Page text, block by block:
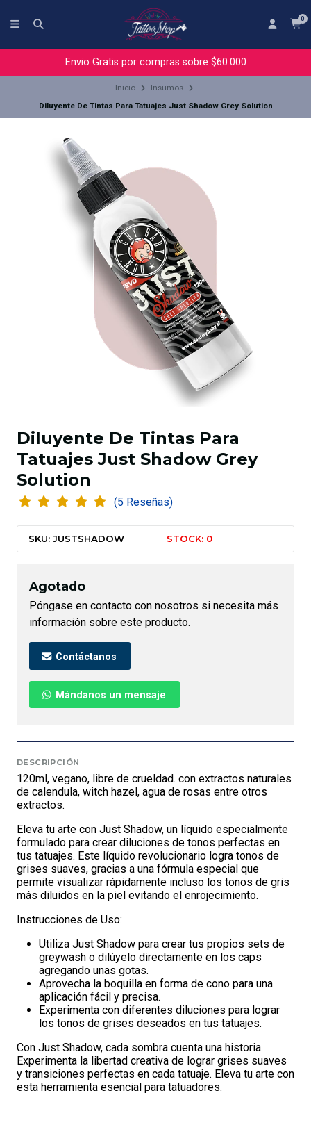
0
Envio Gratis por compras sobre $60.000
Inicio
Insumos
Diluyente De Tintas Para Tatuajes Just Shadow Grey Solution
Diluyente De Tintas Para
Tatuajes Just Shadow Grey
Solution
(5 Reseñas)
SKU: JUSTSHADOW STOCK: 0
Agotado
Póngase en contacto con nosotros si necesita más
información sobre este producto.
Contáctanos
Mándanos un mensaje
DESCRIPCIÓN
120ml, vegano, libre de crueldad. con extractos naturales
de calendula, witch hazel, agua de rosas entre otros
extractos.
Eleva tu arte con Just Shadow, un líquido especialmente
formulado para crear diluciones de tonos perfectas en
tus tatuajes. Este líquido revolucionario logra tonos de
grises suaves, gracias a una fórmula especial que
permite visualizar rápidamente incluso los tonos de gris
más diluidos en la piel evitando el enrojecimiento.
Instrucciones de Uso:
Utiliza Just Shadow para crear tus propios sets de
greywash o dilúyelo directamente en los caps
agregando unas gotas.
Aprovecha la boquilla en forma de cono para una
aplicación fácil y precisa.
Experimenta con diferentes diluciones para lograr
los tonos de grises deseados en tus tatuajes.
Con Just Shadow, cada sombra cuenta una historia.
Experimenta la libertad creativa de lograr grises suaves
y transiciones perfectas en cada tatuaje. Eleva tu arte con
esta herramienta esencial para tatuadores.